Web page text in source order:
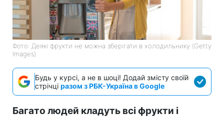
Фото: Деякі фрукти не можна зберігати в холодильнику (Getty
Images)
Будь у курсі, а не в шоці! Додай змісту своїй
стрічці разом з РБК-Україна в Google
Багато людей кладуть всі фрукти і